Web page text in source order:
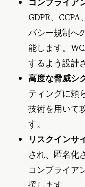
GDPR、
バシー規制へ
能します。
するよう設計
高度な脅威シ
ティングに頼
技術を用いて
す。
リスクインサ
され、匿名化
コンプライア